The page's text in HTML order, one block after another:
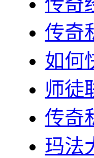
传奇
如何
师徒
传奇
玛法